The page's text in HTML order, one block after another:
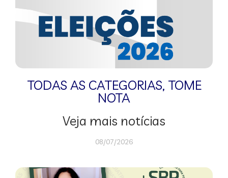
TODAS AS CATEGORIAS, TOME
NOTA
Veja mais notícias
08/07/2026